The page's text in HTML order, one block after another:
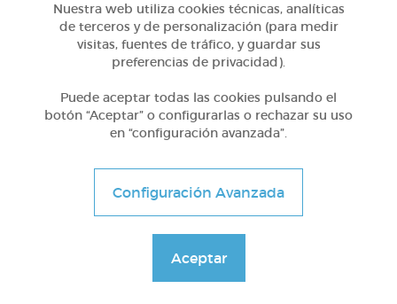
Otros
Sílabas directas: iniciales y finales
@Webparaelespanol
Nuestra web utiliza cookies técnicas, analíticas
de terceros y de personalización (para medir
visitas, fuentes de tráfico, y guardar sus
preferencias de privacidad).
Puede aceptar todas las cookies pulsando el
botón “Aceptar” o configurarlas o rechazar su uso
en “configuración avanzada”.
Configuración Avanzada
Aceptar